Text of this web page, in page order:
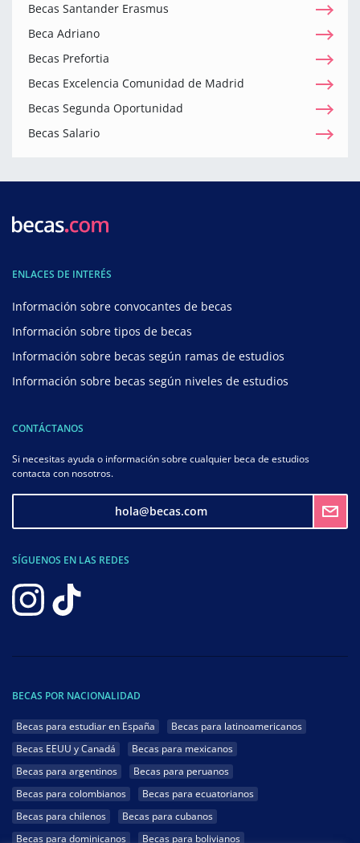
Becas Santander Erasmus
Beca Adriano
Becas Prefortia
Becas Excelencia Comunidad de Madrid
Becas Segunda Oportunidad
Becas Salario
ENLACES DE INTERÉS
Información sobre convocantes de becas
Información sobre tipos de becas
Información sobre becas según ramas de estudios
Información sobre becas según niveles de estudios
CONTÁCTANOS
Si necesitas ayuda o información sobre cualquier beca de estudios
contacta con nosotros.
hola@becas.com
SÍGUENOS EN LAS REDES
BECAS POR NACIONALIDAD
Becas para estudiar en España
Becas para latinoamericanos
Becas EEUU y Canadá
Becas para mexicanos
Becas para argentinos
Becas para peruanos
Becas para colombianos
Becas para ecuatorianos
Becas para chilenos
Becas para cubanos
Becas para dominicanos
Becas para bolivianos